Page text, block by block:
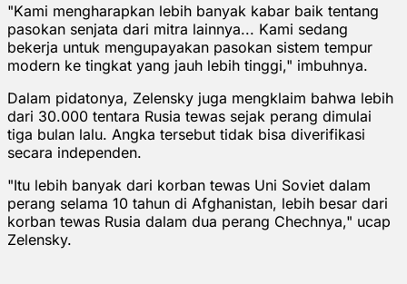
"Kami mengharapkan lebih banyak kabar baik tentang
pasokan senjata dari mitra lainnya... Kami sedang
bekerja untuk mengupayakan pasokan sistem tempur
modern ke tingkat yang jauh lebih tinggi," imbuhnya.
Dalam pidatonya, Zelensky juga mengklaim bahwa lebih
dari 30.000 tentara Rusia tewas sejak perang dimulai
tiga bulan lalu. Angka tersebut tidak bisa diverifikasi
secara independen.
"Itu lebih banyak dari korban tewas Uni Soviet dalam
perang selama 10 tahun di Afghanistan, lebih besar dari
korban tewas Rusia dalam dua perang Chechnya," ucap
Zelensky.